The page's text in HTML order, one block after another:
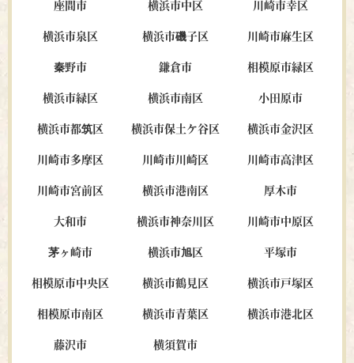
座間市
横浜市中区
川崎市幸区
横浜市泉区
横浜市磯子区
川崎市麻生区
秦野市
鎌倉市
相模原市緑区
横浜市緑区
横浜市南区
小田原市
横浜市都筑区
横浜市保土ケ谷区
横浜市金沢区
川崎市多摩区
川崎市川崎区
川崎市高津区
川崎市宮前区
横浜市港南区
厚木市
大和市
横浜市神奈川区
川崎市中原区
茅ヶ崎市
横浜市旭区
平塚市
相模原市中央区
横浜市鶴見区
横浜市戸塚区
相模原市南区
横浜市青葉区
横浜市港北区
藤沢市
横須賀市